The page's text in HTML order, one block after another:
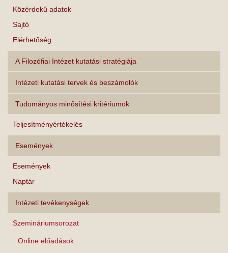
Közérdekű adatok
Sajtó
Elérhetőség
A Filozófiai Intézet kutatási stratégiája
Intézeti kutatási tervek és beszámolók
Tudományos minősítési kritériumok
Teljesítményértékelés
Események
Események
Naptár
Intézeti tevékenységek
Szemináriumsorozat
Online előadások